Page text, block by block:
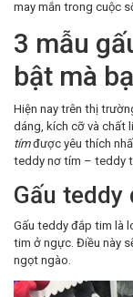
may mắn trong cuộc
3 mẫu
bật mà
Hiện nay trên thị
dáng, kích cỡ và chất
tímđược yêu thích
teddy nơ tím – teddy
Gấu teddy
Gấu teddy đắp tim là
tim ở ngực. Điều này
ngọt ngào.